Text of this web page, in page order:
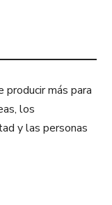
producir más para
los
y las personas